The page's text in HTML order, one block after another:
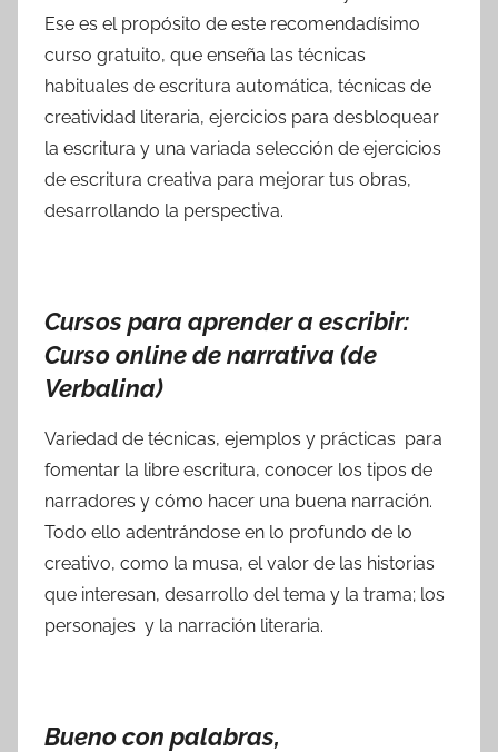
Ese es el propósito de este recomendadísimo
curso gratuito, que enseña las técnicas
habituales de escritura automática, técnicas de
creatividad literaria, ejercicios para desbloquear
la escritura y una variada selección de ejercicios
de escritura creativa para mejorar tus obras,
desarrollando la perspectiva.
Cursos para aprender a escribir:
Curso online de narrativa (de
Verbalina)
Variedad de técnicas, ejemplos y prácticas para
fomentar la libre escritura, conocer los tipos de
narradores y cómo hacer una buena narración.
Todo ello adentrándose en lo profundo de lo
creativo, como la musa, el valor de las historias
que interesan, desarrollo del tema y la trama; los
personajes y la narración literaria.
Bueno con palabras,